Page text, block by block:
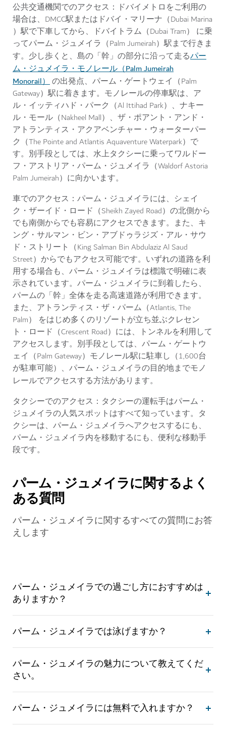
公共交通機関でのアクセス： ドバイメトロをご利用の
場合は、DMCC駅またはドバイ・マリーナ（Dubai Marina
）駅で下車してから、ドバイトラム（Dubai Tram） に乗
ってパーム・ジュメイラ（Palm Jumeirah）駅まで行きま
す。少し歩くと、島の「幹」の部分に沿って走るパー
ム・ジュメイラ・モノレール（Palm Jumeirah
Monorail）の出発点、パーム・ゲートウェイ（Palm
Gateway）駅に着きます。モノレールの停車駅は、ア
ル・イッティハド・パーク（Al Ittihad Park）、ナキー
ル・モール（Nakheel Mall）、ザ・ポアント・アンド・
アトランティス・アクアベンチャー・ウォーターパー
ク（The Pointe and Atlantis Aquaventure Waterpark）で
す。別手段としては、水上タクシーに乗ってワルドー
フ・アストリア・パーム・ジュメイラ（Waldorf Astoria
Palm Jumeirah）に向かいます。
車でのアクセス： パーム・ジュメイラには、シェイ
ク・ザーイド・ロード（Sheikh Zayed Road）の北側から
でも南側からでも容易にアクセスできます。また、キ
ング・サルマン・ビン・アブドゥラジズ・アル・サウ
ド・ストリート（King Salman Bin Abdulaziz Al Saud
Street）からでもアクセス可能です。いずれの道路を利
用する場合も、パーム・ジュメイラは標識で明確に表
示されています。パーム・ジュメイラに到着したら、
パームの「幹」全体を走る高速道路が利用できます。
また、アトランティス・ザ・パーム（Atlantis, The
Palm） をはじめ多くのリゾートが立ち並ぶクレセン
ト・ロード（Crescent Road）には、トンネルを利用して
アクセスします。別手段としては、パーム・ゲートウ
ェイ（Palm Gateway）モノレール駅に駐車し（1,600台
が駐車可能）、パーム・ジュメイラの目的地までモノ
レールでアクセスする方法があります。
タクシーでのアクセス： タクシーの運転手はパーム・
ジュメイラの人気スポットはすべて知っています。タ
クシーは、パーム・ジュメイラへアクセスするにも、
パーム・ジュメイラ内を移動するにも、便利な移動手
段です。
パーム・ジュメイラに関するよく
ある質問
パーム・ジュメイラに関するすべての質問にお答
えします
パーム・ジュメイラでの過ごし方におすすめは
ありますか？
パーム・ジュメイラでは泳げますか？
パーム・ジュメイラの魅力について教えてくだ
さい。
パーム・ジュメイラには無料で入れますか？